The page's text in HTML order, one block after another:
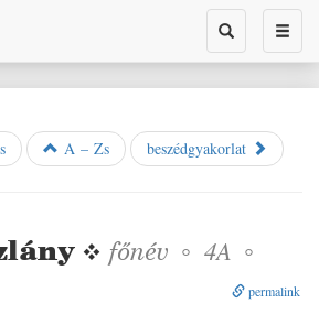
Toggle
search
A – Zs beszédgyakorlat
❖ főnév ◦ 4A ◦
permalink